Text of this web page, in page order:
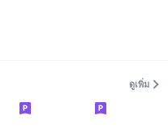
ดูเพิ่ม